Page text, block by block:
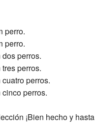
perro.
perro.
perros.
perros.
perros.
perros.
¡Bien hecho y